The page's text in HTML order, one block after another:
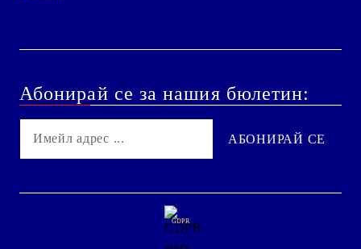
Абонирай се за нашия бюлетин:
GDPR